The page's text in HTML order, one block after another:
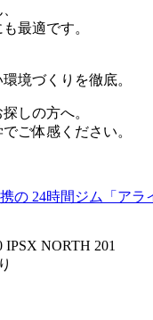
最適です。
境づくりを徹底。
しの方へ。
ご体感ください。
NORTH 201